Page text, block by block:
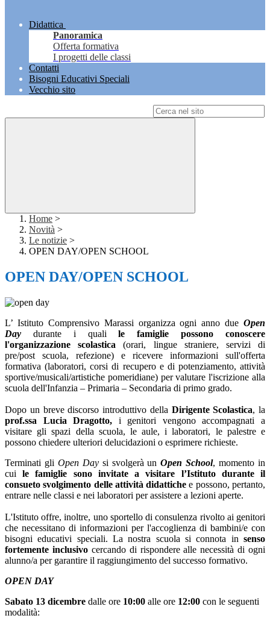
Didattica
Panoramica
Offerta formativa
I progetti delle classi
Contatti
Bisogni Educativi Speciali
Vecchio sito
Home >
Novità >
Le notizie >
OPEN DAY/OPEN SCHOOL
OPEN DAY/OPEN SCHOOL
L’ Istituto Comprensivo Marassi organizza ogni anno due Open
Day durante i qualile famiglie possono conoscere
l'organizzazione scolastica (orari, lingue straniere, servizi di
pre/post scuola, refezione) e ricevere informazioni sull'offerta
formativa (laboratori, corsi di recupero e di potenziamento, attività
sportive/musicali/artistiche pomeridiane) per valutare l'iscrizione alla
scuola dell'Infanzia – Primaria – Secondaria di primo grado.
Dopo un breve discorso introduttivo della Dirigente Scolastica, la
prof.ssa Lucia Dragotto,
i genitori vengono accompagnati a
visitare gli spazi della scuola, le aule, i laboratori, le palestre e
possono chiedere ulteriori delucidazioni o esprimere richieste.
Terminati gli Open Day si svolgerà unOpen School, momento in
cui le famiglie sono invitate a visitare l’Istituto durante il
consueto svolgimento delle attività didattiche e possono, pertanto,
entrare nelle classi e nei laboratori per assistere a lezioni aperte.
L'Istituto offre, inoltre, uno sportello di consulenza rivolto ai genitori
che necessitano di informazioni per l'accoglienza di bambini/e con
bisogni educativi speciali. La nostra scuola si connota in senso
fortemente inclusivocercando di rispondere alle necessità di ogni
alunno/a per garantire il raggiungimento del successo formativo.
OPEN DAY
Sabato 13 dicembre dalle ore 10:00 alle ore 12:00 con le seguenti
modalità: